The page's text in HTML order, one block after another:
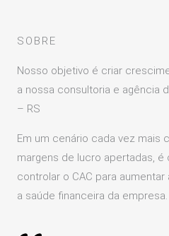
SOBRE
Nosso objetivo é criar
a nossa consultoria e agência
– RS
Em um cenário cada vez mais
margens de lucro apertadas, é
controlar o CAC para
a saúde financeira da empresa.